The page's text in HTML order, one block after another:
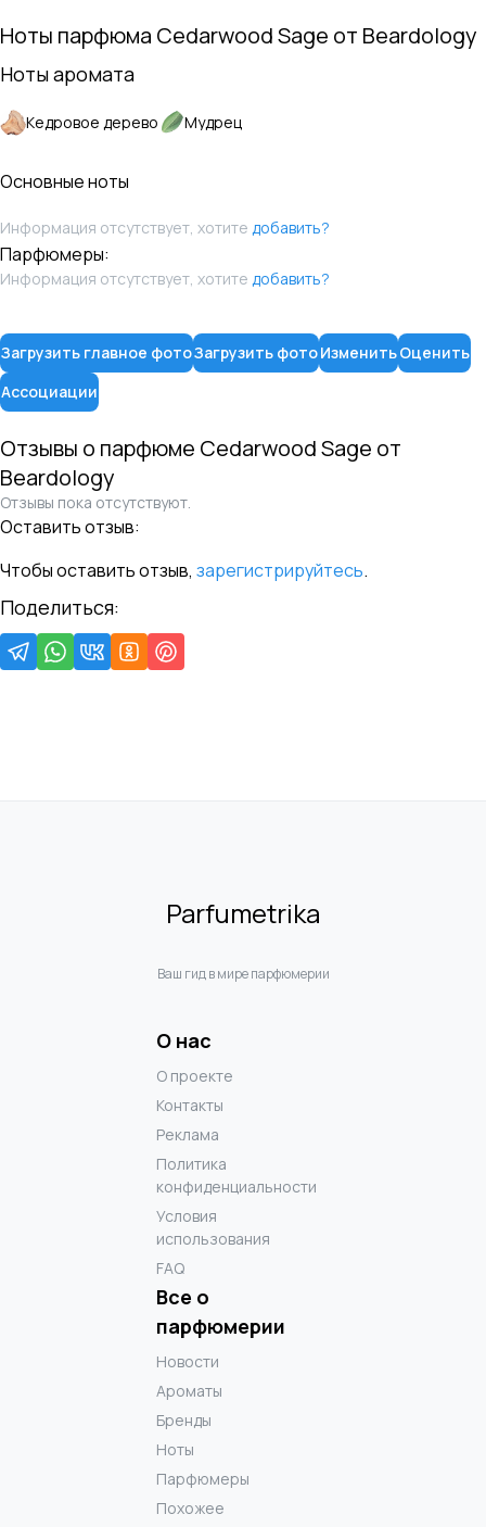
Ноты парфюма Cedarwood Sage от Beardology
Ноты аромата
Кедровое дерево Мудрец
Основные ноты
Информация отсутствует, хотите добавить?
Парфюмеры:
Информация отсутствует, хотите добавить?
Загрузить главное фотоЗагрузить фотоИзменитьОценить
Ассоциации
Отзывы о парфюме Cedarwood Sage от
Beardology
Отзывы пока отсутствуют.
Оставить отзыв:
Чтобы оставить отзыв, зарегистрируйтесь.
Поделиться:
Parfumetrika
Ваш гид в мире парфюмерии
О нас
О проекте
Контакты
Реклама
Политика
конфиденциальности
Условия
использования
FAQ
Все о
парфюмерии
Новости
Ароматы
Бренды
Ноты
Парфюмеры
Похожее